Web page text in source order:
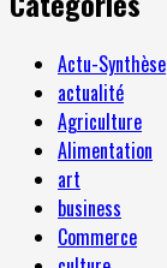
Actu-Synthèse
actualité
Agriculture
Alimentation
art
business
Commerce